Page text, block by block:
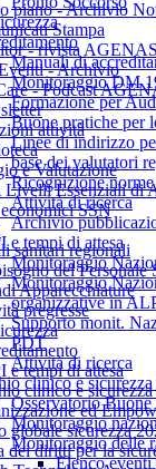
piano - Archivio
Stampa
- rivista AGENAS
- Archivio
- Podcast
attività
e Valutazione
Essenziali di
SSN
sanitari regionali
del Personale
Apparecchiature
pregresse
e tempi di attesa
clinico e sicurezza
ed
globale sicurezza
dei diritti per la
Manuali di
Monitoraggio DM
Formazione per
Buone pratiche per
Linee di indirizzo
base dei valutatori
Ricognizione
Attività di ricerca
Archivio
e tempi di attesa
Monitoraggio
Monitoraggio
organizzative in
Supporto monit.
PDT
Attività di ricerca
clinico e sicurezza
Osservatorio Buone
Monitoraggio
Monitoraggio delle
Elenco eventi